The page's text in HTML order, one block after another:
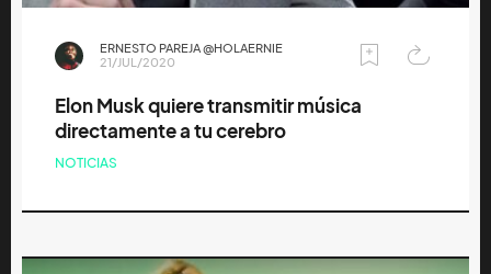
ERNESTO PAREJA @HOLAERNIE
21/JUL/2020
Elon Musk quiere transmitir música
directamente a tu cerebro
NOTICIAS